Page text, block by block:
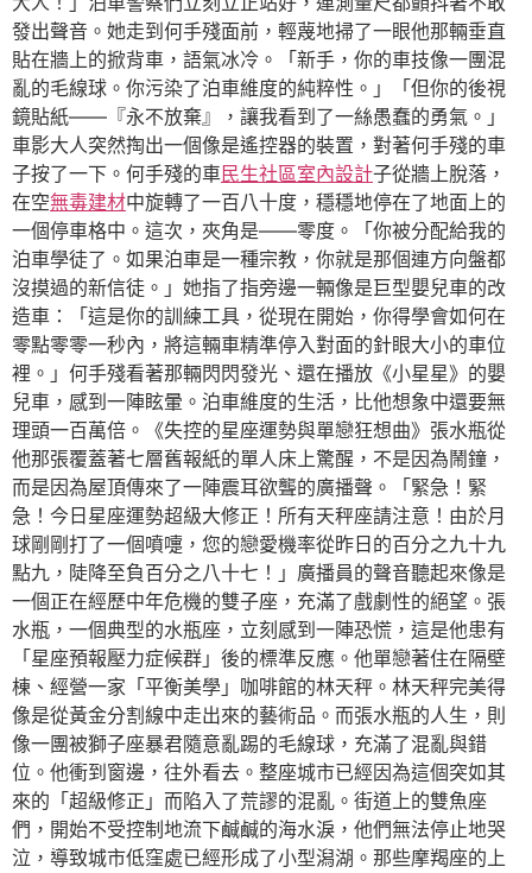
發出聲音。她走到何手殘面前，輕蔑地掃了一眼他那輛垂直
貼在牆上的掀背車，語氣冰冷。「新手，你的車技像一團混
亂的毛線球。你污染了泊車維度的純粹性。」「但你的後視
鏡貼紙——『永不放棄』，讓我看到了一絲愚蠢的勇氣。」
車影大人突然掏出一個像是遙控器的裝置，對著何手殘的車
子按了一下。何手殘的車民生社區室內設計子從牆上脫落，
在空無毒建材中旋轉了一百八十度，穩穩地停在了地面上的
一個停車格中。這次，夾角是——零度。「你被分配給我的
泊車學徒了。如果泊車是一種宗教，你就是那個連方向盤都
沒摸過的新信徒。」她指了指旁邊一輛像是巨型嬰兒車的改
造車：「這是你的訓練工具，從現在開始，你得學會如何在
零點零零一秒內，將這輛車精準停入對面的針眼大小的車位
裡。」何手殘看著那輛閃閃發光、還在播放《小星星》的嬰
兒車，感到一陣眩暈。泊車維度的生活，比他想象中還要無
理頭一百萬倍。《失控的星座運勢與單戀狂想曲》張水瓶從
他那張覆蓋著七層舊報紙的單人床上驚醒，不是因為鬧鐘，
而是因為屋頂傳來了一陣震耳欲聾的廣播聲。「緊急！緊
急！今日星座運勢超級大修正！所有天秤座請注意！由於月
球剛剛打了一個噴嚏，您的戀愛機率從昨日的百分之九十九
點九，陡降至負百分之八十七！」廣播員的聲音聽起來像是
一個正在經歷中年危機的雙子座，充滿了戲劇性的絕望。張
水瓶，一個典型的水瓶座，立刻感到一陣恐慌，這是他患有
「星座預報壓力症候群」後的標準反應。他單戀著住在隔壁
棟、經營一家「平衡美學」咖啡館的林天秤。林天秤完美得
像是從黃金分割線中走出來的藝術品。而張水瓶的人生，則
像一團被獅子座暴君隨意亂踢的毛線球，充滿了混亂與錯
位。他衝到窗邊，往外看去。整座城市已經因為這個突如其
來的「超級修正」而陷入了荒謬的混亂。街道上的雙魚座
們，開始不受控制地流下鹹鹹的海水淚，他們無法停止地哭
泣，導致城市低窪處已經形成了小型潟湖。那些摩羯座的上